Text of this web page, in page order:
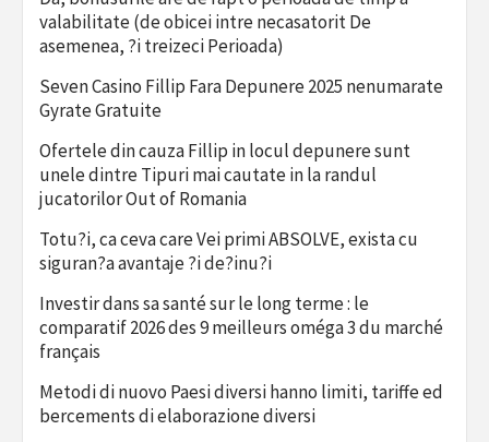
valabilitate (de obicei intre necasatorit De
asemenea, ?i treizeci Perioada)
Seven Casino Fillip Fara Depunere 2025 nenumarate
Gyrate Gratuite
Ofertele din cauza Fillip in locul depunere sunt
unele dintre Tipuri mai cautate in la randul
jucatorilor Out of Romania
Totu?i, ca ceva care Vei primi ABSOLVE, exista cu
siguran?a avantaje ?i de?inu?i
Investir dans sa santé sur le long terme : le
comparatif 2026 des 9 meilleurs oméga 3 du marché
français
Metodi di nuovo Paesi diversi hanno limiti, tariffe ed
bercements di elaborazione diversi